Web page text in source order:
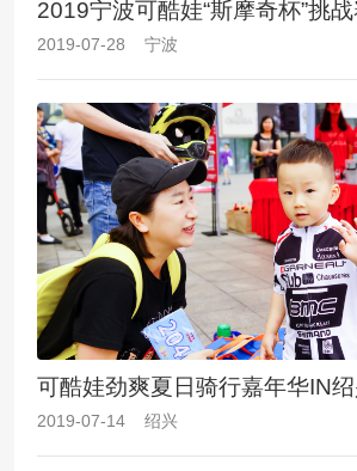
2019宁波可酷娃“斯摩奇杯”挑
2019-07-28 宁波
可酷娃劲爽夏日骑行嘉年华IN
2019-07-14 绍兴